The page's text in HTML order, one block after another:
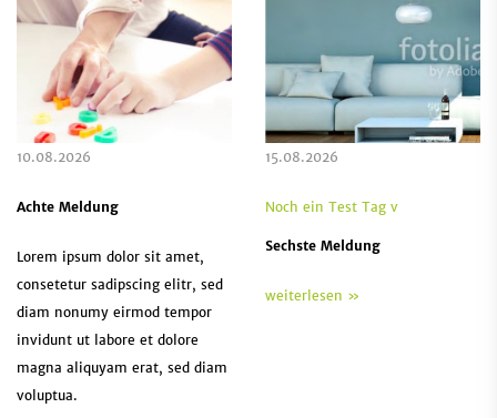
10.08.2026
Achte Meldung
Lorem ipsum dolor sit amet,
consetetur sadipscing elitr, sed
diam nonumy eirmod tempor
invidunt ut labore et dolore
magna aliquyam erat, sed diam
voluptua.
15.08.2026
Noch ein Test Tag v
Sechste Meldung
weiterlesen »